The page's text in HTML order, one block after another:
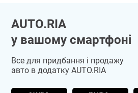
AUTO.RIA
у вашому смартфоні
Все для придбання і продажу
авто в додатку AUTO.RIA